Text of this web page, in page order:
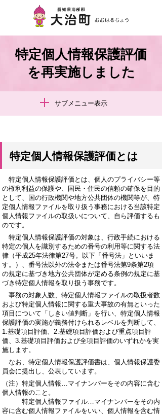
特定個人情報保護評価
を再実施しました
サブメニュー表示
特定個人情報保護評価とは
特定個人情報保護評価とは、個人のプライバシー等
の権利利益の保護や、国民・住民の信頼の確保を目的
として、国の行政機関や地方公共団体の機関等が、特
定個人情報ファイルを取り扱う事務における当該特定
個人情報ファイルの取扱いについて、自ら評価するも
のです。
特定個人情報保護評価の対象は、行政手続における
特定の個人を識別するための番号の利用等に関する法
律（平成25年法律第27号。以下「番号法」といいま
す。）、番号法以外の法令または番号法第9条第2項
の規定に基づき地方公共団体が定める条例の規定に基
づき特定個人情報を取り扱う事務です。
事務の対象人数、特定個人情報ファイルの取扱者数
および特定個人情報に関する重大事故の有無といった
項目について「しきい値判断」を行い、特定個人情報
保護評価の実施が義務付けられるレベルを判断して、
1.基礎項目評価、2.基礎項目評価および重点項目評
価、3.基礎項目評価および全項目評価のいずれかを実
施します。
なお、特定個人情報保護評価書は、個人情報保護委
員会に提出し、公表しています。
（注）特定個人情報…マイナンバーをその内容に含む
個人情報のこと。
特定個人情報ファイル…マイナンバーをその内
容に含む個人情報ファイルをいい、個人情報を含む情